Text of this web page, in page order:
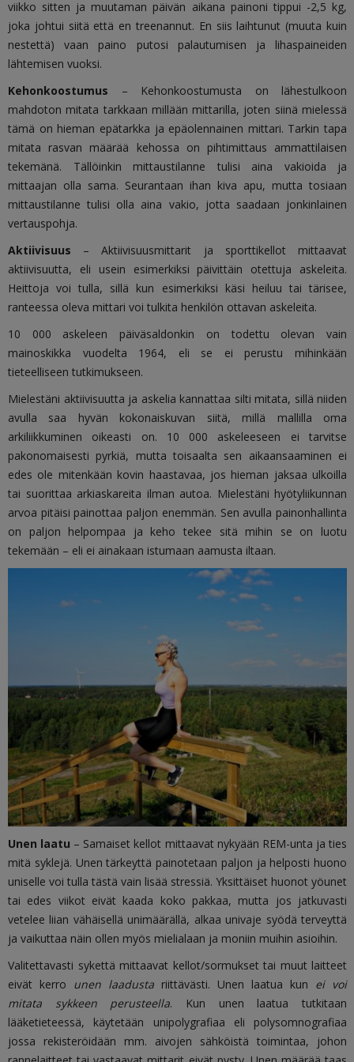
viikko sitten ja muutaman päivän aikana painoni tippui -2,5 kg,
joka johtui siitä että en treenannut. En siis laihtunut (muuta kuin
nestettä) vaan paino putosi palautumisen ja lihaspaineiden
lähtemisen vuoksi.
Kehonkoostumus – Kehonkoostumusta on lähestulkoon
mahdoton mitata tarkkaan millään mittarilla, joten siinä mielessä
tämä on hieman epätarkka ja epäolennainen mittari. Tarkin tapa
mitata rasvan määrää kehossa on pihtimittaus ammattilaisen
tekemänä. Tällöinkin mittaustilanne tulisi aina vakioida ja
mittaajan olla sama. Seurantaan ihan kiva apu, mutta tosiaan
mittaustilanne tulisi olla aina vakio, jotta saadaan jonkinlainen
vertauspohja.
Aktiivisuus – Aktiivisuusmittarit ja sporttikellot mittaavat
aktiivisuutta, eli usein esimerkiksi päivittäin otettuja askeleita.
Heittoja voi tulla, sillä kun esimerkiksi käsi heiluu tai tärisee,
ranteessa oleva mittari voi tulkita henkilön ottavan askeleita.
10 000 askeleen päiväsaldonkin on todettu olevan vain
mainoskikka vuodelta 1964, eli se ei perustu mihinkään
tieteelliseen tutkimukseen.
Mielestäni aktiivisuutta ja askelia kannattaa silti mitata, sillä niiden
avulla saa hyvän kokonaiskuvan siitä, millä mallilla oma
arkiliikkuminen oikeasti on. 10 000 askeleeseen ei tarvitse
pakonomaisesti pyrkiä, mutta toisaalta sen aikaansaaminen ei
edes ole mitenkään kovin haastavaa, jos hieman jaksaa ulkoilla
tai suorittaa arkiaskareita ilman autoa. Mielestäni hyötyliikunnan
arvoa pitäisi painottaa paljon enemmän. Sen avulla painonhallinta
on paljon helpompaa ja keho tekee sitä mihin se on luotu
tekemään – eli ei ainakaan istumaan aamusta iltaan.
Unen laatu – Samaiset kellot mittaavat nykyään REM-unta ja ties
mitä syklejä. Unen tärkeyttä painotetaan paljon ja helposti huono
uniselle voi tulla tästä vain lisää stressiä. Yksittäiset huonot yöunet
tai edes viikot eivät kaada koko pakkaa, mutta jos jatkuvasti
vetelee liian vähäisellä unimäärällä, alkaa univaje syödä terveyttä
ja vaikuttaa näin ollen myös mielialaan ja moniin muihin asioihin.
Valitettavasti sykettä mittaavat kellot/sormukset tai muut laitteet
eivät kerro unen laadusta riittävästi. Unen laatua kun ei voi
mitata sykkeen perusteella. Kun unen laatua tutkitaan
lääketieteessä, käytetään unipolygrafiaa eli polysomnografiaa
jossa rekisteröidään mm. aivojen sähköistä toimintaa, johon